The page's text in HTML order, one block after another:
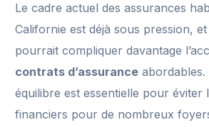
Le cadre actuel des assurances
Californie est déjà sous pression,
pourrait compliquer davantage
contrats d’assurance abordables.
équilibre est essentielle pour éviter
financiers pour de nombreux